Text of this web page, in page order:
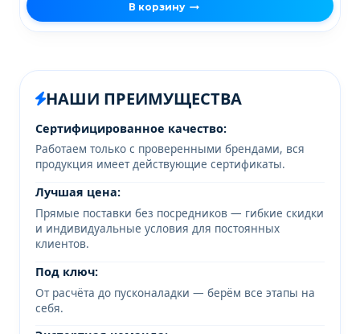
В корзину
НАШИ ПРЕИМУЩЕСТВА
Сертифицированное качество:
Работаем только с проверенными брендами, вся
продукция имеет действующие сертификаты.
Лучшая цена:
Прямые поставки без посредников — гибкие скидки
и индивидуальные условия для постоянных
клиентов.
Под ключ:
От расчёта до пусконаладки — берём все этапы на
себя.